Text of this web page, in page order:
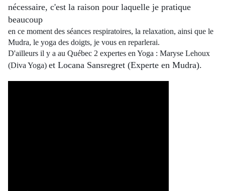
nécessaire, c'est la raison pour laquelle je pratique
beaucoup
en ce moment des séances respiratoires, la relaxation, ainsi que le
Mudra, le yoga des doigts, je vous en reparlerai.
D'ailleurs il y a au Québec 2 expertes en Yoga : Maryse Lehoux
(Diva Yoga) et Locana Sansregret (Experte en Mudra).